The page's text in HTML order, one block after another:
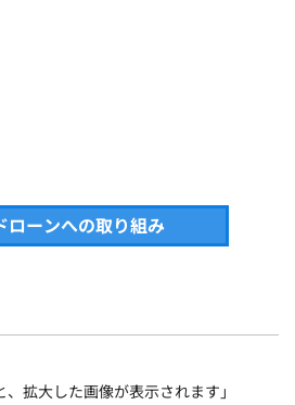
ローンへの取り組み
、拡大した画像が表示されます」